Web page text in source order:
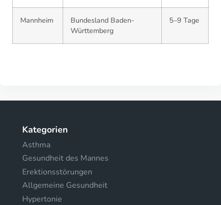
Mannheim
Bundesland Baden-
Württemberg
5–9 Tage
Kategorien
Asthma
Gesundheit des Mannes
Erektionsstörungen
Allgemeine Gesundheit
Hypertonie